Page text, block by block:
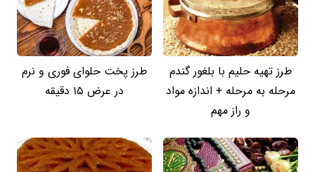
طرز تهیه حلیم با بلغور گندم
مرحله به مرحله + اندازه مواد
و راز مهم
طرز پخت حلوای فوری و نرم
در عرض 15 دقیقه